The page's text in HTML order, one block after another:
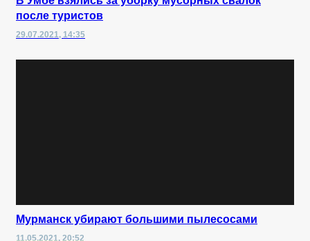
после туристов
29.07.2021, 14:35
Мурманск убирают большими пылесосами
11.05.2021, 20:52